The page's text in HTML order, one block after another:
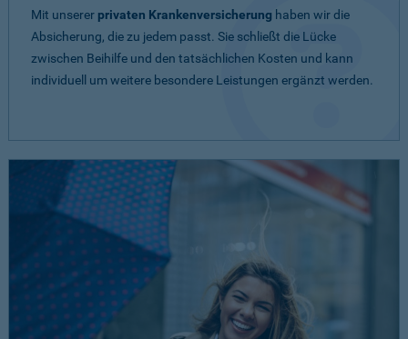
Mit unserer privaten Krankenversicherung haben wir die
Absicherung, die zu jedem passt. Sie schließt die Lücke
zwischen Beihilfe und den tatsächlichen Kosten und kann
individuell um weitere besondere Leistungen ergänzt werden.